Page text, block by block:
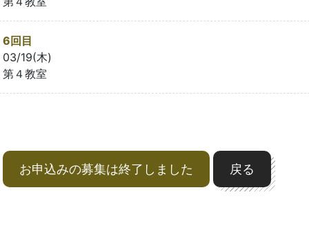
6回目
03/19(木)
第４教室
お申込みの募集は終了しました 戻る